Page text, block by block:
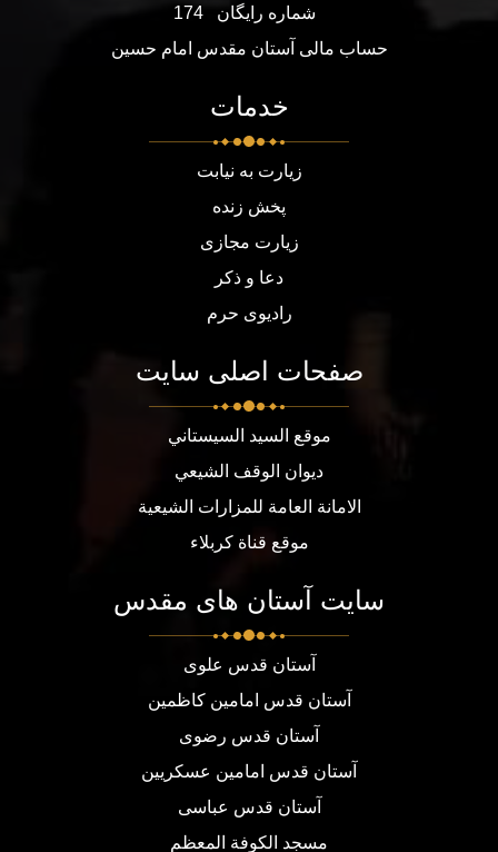
شماره رایگان
174
حساب مالی آستان مقدس امام حسین
خدمات
زیارت به نیابت
پخش زنده
زیارت مجازی
دعا و ذکر
رادیوی حرم
صفحات اصلی سایت
موقع السيد السيستاني
ديوان الوقف الشيعي
الامانة العامة للمزارات الشيعية
موقع قناة كربلاء
سایت آستان های مقدس
آستان قدس علوی
آستان قدس امامین کاظمین
آستان قدس رضوی
آستان قدس امامین عسکریین
آستان قدس عباسی
مسجد الكوفة المعظم